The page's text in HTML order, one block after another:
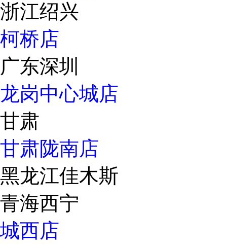
浙江绍兴
柯桥店
广东深圳
龙岗中心城店
甘肃
甘肃陇南店
黑龙江佳木斯
青海西宁
城西店